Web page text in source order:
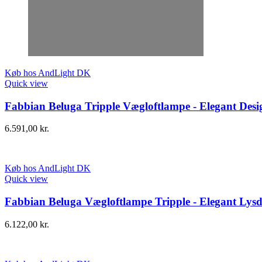
Køb hos AndLight DK
Quick view
Fabbian Beluga Tripple Vægloftlampe - Elegant
6.591,00 kr.
Køb hos AndLight DK
Quick view
Fabbian Beluga Vægloftlampe Tripple - Elegant
6.122,00 kr.